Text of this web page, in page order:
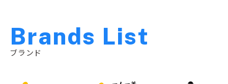
Brands List
ブランド